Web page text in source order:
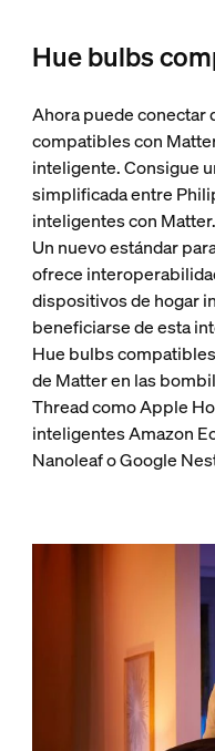
Hue bulbs
Ahora puede
compatibles con
inteligente. Consigue
simplificada entre
inteligentes con Matter.
Un nuevo estándar
ofrece
dispositivos de hogar
beneficiarse de esta
Hue bulbs
de Matter en las
Thread como Apple
inteligentes Amazon
Nanoleaf o Google